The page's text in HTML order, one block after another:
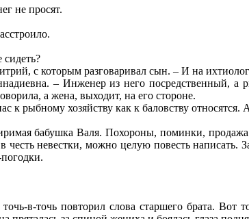
не просят.
с которым разговаривал сын. – И на
– Инженер из него посредственный, а
а жена, выходит, на его стороне.
к рыбному хозяйству как к баловству
бабушка Валя. Похороны, поминки,
честь невестки, можно целую повесть
в-точь повторил слова старшего брата. Вот